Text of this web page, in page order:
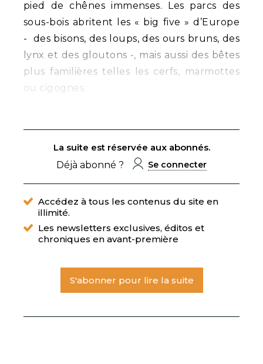
pied de chênes immenses. Les parcs des
sous-bois abritent les « big five » d’Europe
- des bisons, des loups, des ours bruns, des
lynx et des gloutons -, mais aussi des bêtes
plus familières telles les cerfs, marmottes
ou cigognes.
La suite est réservée aux abonnés.
Déjà abonné ?
Se connecter
Accédez à tous les contenus du site en
illimité.
Les newsletters exclusives, éditos et
chroniques en avant-première
S'abonner pour lire la suite